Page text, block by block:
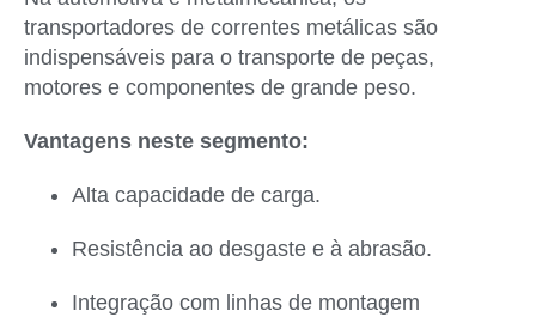
transportadores de correntes metálicas são
indispensáveis para o transporte de peças,
motores e componentes de grande peso.
Vantagens neste segmento:
Alta capacidade de carga.
Resistência ao desgaste e à abrasão.
Integração com linhas de montagem